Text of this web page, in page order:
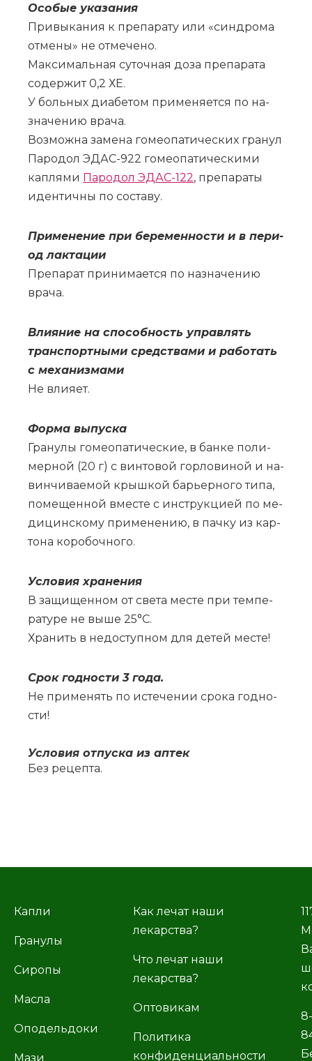
Осо­бые ука­за­ния
При­вы­ка­ния к пре­па­ра­ту или «син­дро­ма
от­ме­ны» не от­ме­че­но.
Мак­си­маль­ная су­точ­ная до­за пре­па­ра­та
со­дер­жит 0,2 ХЕ.
У боль­ных диа­бе­том при­ме­ня­ет­ся по на­
зна­че­нию вра­ча.
Воз­мож­на за­ме­на го­мео­па­ти­че­ских гра­нул
Па­ро­дол ЭДАС-922 го­мео­па­ти­че­ски­ми
кап­ля­ми Па­ро­дол ЭДАС-122, пре­па­ра­ты
иден­тич­ны по со­ста­ву.
При­ме­не­ние при бе­ре­мен­но­сти и в пе­ри­
од лак­та­ции
Пре­па­рат при­ни­ма­ет­ся по на­зна­че­нию
вра­ча.
Вли­я­ние на спо­соб­ность управ­лять
транс­порт­ны­ми сред­ства­ми и ра­бо­тать
с ме­ха­низ­ма­ми
Не вли­я­ет.
Фор­ма вы­пус­ка
Гра­ну­лы го­мео­па­ти­че­ские, в бан­ке по­ли­
мер­ной (20 г) с вин­то­вой гор­ло­ви­ной и на­
вин­чи­ва­е­мой крыш­кой ба­рьер­но­го ти­па,
по­ме­щен­ной вме­сте с ин­струк­ци­ей по ме­
ди­цин­ско­му при­ме­не­нию, в пач­ку из кар­
то­на ко­ро­боч­но­го.
Усло­вия хра­не­ния
В за­щи­щен­ном от све­та ме­сте при тем­пе­
ра­ту­ре не вы­ше 25°С.
Хра­нить в не­до­ступ­ном для де­тей ме­сте!
Срок год­но­сти 3 го­да.
Не при­ме­нять по ис­те­че­нии сро­ка год­но­
сти!
Усло­вия от­пус­ка из ап­тек
Без ре­цеп­та.
Капли
Гранулы
Сиропы
Масла
Оподельдоки
Мази
Как лечат наши
лекарства?
Что лечат наши
лекарства?
Оптовикам
Политика
конфиденциальности